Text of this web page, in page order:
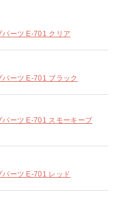
パーツ E-701 クリア
ーツ E-701 ブラック
ーツ E-701 スモーキーブ
パーツ E-701 レッド